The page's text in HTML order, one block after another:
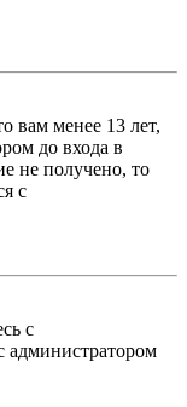
вам менее 13 лет,
до входа в
не получено, то
с
с
администратором